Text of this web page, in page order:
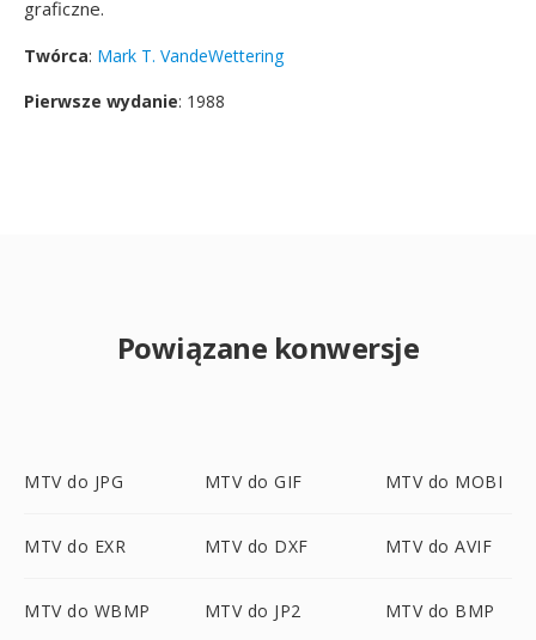
graficzne.
Twórca: Mark T. VandeWettering
Pierwsze wydanie: 1988
Powiązane konwersje
MTV do JPG MTV do GIF MTV do MOBI
MTV do EXR MTV do DXF MTV do AVIF
MTV do WBMP MTV do JP2 MTV do BMP